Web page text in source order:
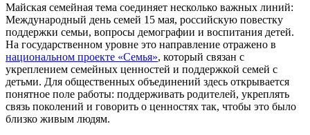
Майская семейная тема соединяет несколько важных линий:
Международный день семей 15 мая, российскую повестку
поддержки семьи, вопросы демографии и воспитания детей.
На государственном уровне это направление отражено в
национальном проекте «Семья», который связан с
укреплением семейных ценностей и поддержкой семей с
детьми. Для общественных объединений здесь открывается
понятное поле работы: поддерживать родителей, укреплять
связь поколений и говорить о ценностях так, чтобы это было
близко живым людям.